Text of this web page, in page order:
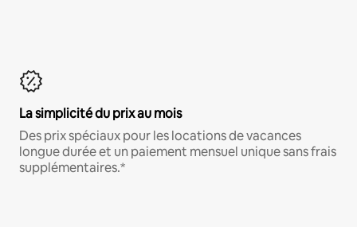
La simplicité du prix au mois
Des prix spéciaux pour les locations de vacances
longue durée et un paiement mensuel unique sans frais
supplémentaires.*